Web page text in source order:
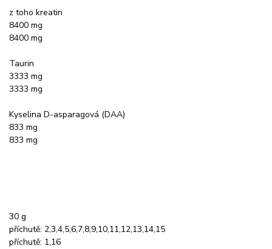
z toho kreatin
8400 mg
8400 mg
Taurin
3333 mg
3333 mg
Kyselina D-asparagová (DAA)
833 mg
833 mg
30 g
příchutě: 2,3,4,5,6,7,8,9,10,11,12,13,14,15
příchutě: 1,16